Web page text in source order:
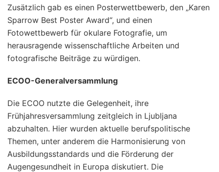
Zusätzlich gab es einen Posterwettbewerb, den „Karen
Sparrow Best Poster Award“, und einen
Fotowettbewerb für okulare Fotografie, um
herausragende wissenschaftliche Arbeiten und
fotografische Beiträge zu würdigen.
ECOO-Generalversammlung
Die ECOO nutzte die Gelegenheit, ihre
Frühjahresversammlung zeitgleich in Ljubljana
abzuhalten. Hier wurden aktuelle berufspolitische
Themen, unter anderem die Harmonisierung von
Ausbildungsstandards und die Förderung der
Augengesundheit in Europa diskutiert. Die